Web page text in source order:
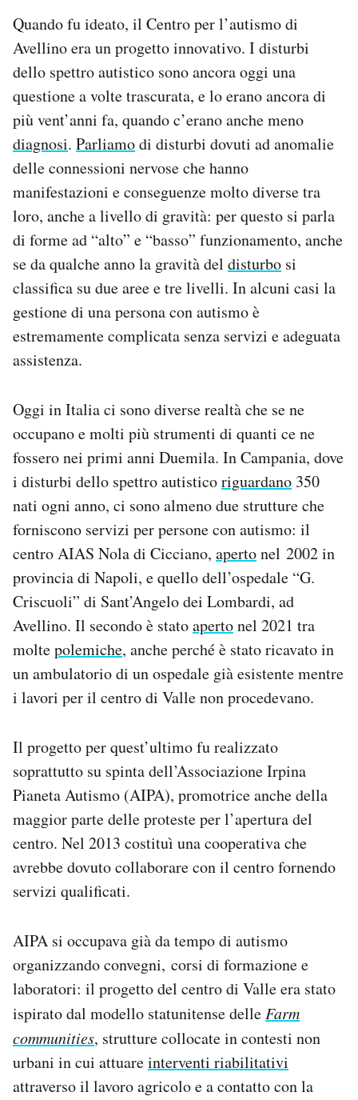
Quando fu ideato, il Centro per l’autismo di
Avellino era un progetto innovativo. I disturbi
dello spettro autistico sono ancora oggi una
questione a volte trascurata, e lo erano ancora di
più vent’anni fa, quando c’erano anche meno
diagnosi. Parliamodi disturbi dovuti ad anomalie
delle connessioni nervose che hanno
manifestazioni e conseguenze molto diverse tra
loro, anche a livello di gravità: per questo si parla
di forme ad “alto” e “basso” funzionamento, anche
se da qualche anno la gravità del disturbo si
classifica su due aree e tre livelli. In alcuni casi la
gestione di una persona con autismo è
estremamente complicata senza servizi e adeguata
assistenza.
Oggi in Italia ci sono diverse realtà che se ne
occupano e molti più strumenti di quanti ce ne
fossero nei primi anni Duemila. In Campania, dove
i disturbi dello spettro autisticoriguardano 350
nati ogni anno, ci sono almeno due strutture che
forniscono servizi per persone con autismo: il
centro AIAS Nola di Cicciano, apertonel 2002 in
provincia di Napoli, e quello dell’ospedale “G.
Criscuoli” di Sant’Angelo dei Lombardi, ad
Avellino. Il secondo è statoapertonel 2021 tra
moltepolemiche, anche perché è stato ricavato in
un ambulatorio di un ospedale già esistente mentre
i lavori per il centro di Valle non procedevano.
Il progetto per quest’ultimo fu realizzato
soprattutto su spinta dell’Associazione Irpina
Pianeta Autismo (AIPA), promotrice anche della
maggior parte delle proteste per l’apertura del
centro. Nel 2013 costituì una cooperativa che
avrebbe dovuto collaborare con il centro fornendo
servizi qualificati.
AIPA si occupava già da tempo di autismo
organizzando convegni, corsi di formazione e
laboratori: il progetto del centro di Valle era stato
ispirato dal modello statunitense delleFarm
communities, strutture collocate in contesti non
urbani in cui attuareinterventi riabilitativi
attraverso il lavoro agricolo e a contatto con la